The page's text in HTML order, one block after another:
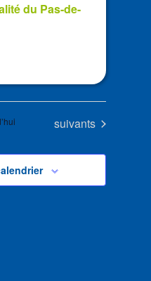
du Pas-de-
Évènements
suivants